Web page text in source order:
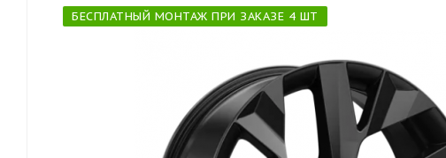
БЕСПЛАТНЫЙ МОНТАЖ ПРИ ЗАКАЗЕ 4 ШТ